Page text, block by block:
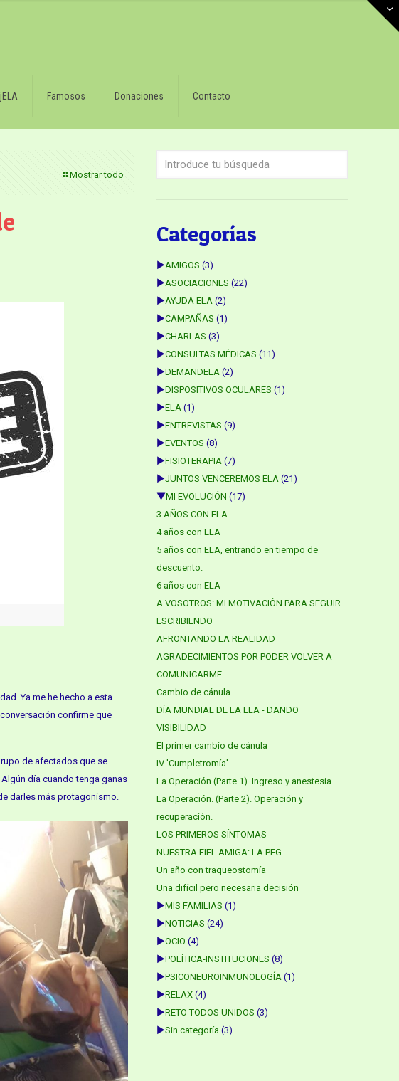
Famosos Donaciones Contacto
Mostrar todo
Ya me he hecho a esta
confirme que
de afectados que se
día cuando tenga ganas
darles más protagonismo.
Categorías
►AMIGOS (3)
►ASOCIACIONES (22)
►AYUDA ELA (2)
►CAMPAÑAS (1)
►CHARLAS (3)
►CONSULTAS MÉDICAS (11)
►DEMANDELA (2)
►DISPOSITIVOS OCULARES (1)
►ELA (1)
►ENTREVISTAS (9)
►EVENTOS (8)
►FISIOTERAPIA (7)
►JUNTOS VENCEREMOS ELA (21)
▼MI EVOLUCIÓN (17)
3 AÑOS CON ELA
4 años con ELA
5 años con ELA, entrando en tiempo de
descuento.
6 años con ELA
A VOSOTROS: MI MOTIVACIÓN PARA SEGUIR
ESCRIBIENDO
AFRONTANDO LA REALIDAD
AGRADECIMIENTOS POR PODER VOLVER A
COMUNICARME
Cambio de cánula
DÍA MUNDIAL DE LA ELA - DANDO
VISIBILIDAD
El primer cambio de cánula
IV 'Cumpletromía'
La Operación (Parte 1). Ingreso y anestesia.
La Operación. (Parte 2). Operación y
recuperación.
LOS PRIMEROS SÍNTOMAS
NUESTRA FIEL AMIGA: LA PEG
Un año con traqueostomía
Una difícil pero necesaria decisión
►MIS FAMILIAS (1)
►NOTICIAS (24)
►OCIO (4)
►POLÍTICA-INSTITUCIONES (8)
►PSICONEUROINMUNOLOGÍA (1)
►RELAX (4)
►RETO TODOS UNIDOS (3)
►Sin categoría (3)